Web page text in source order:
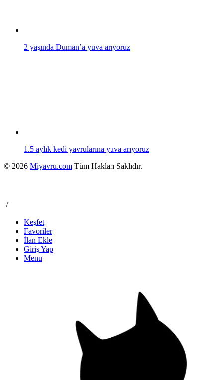
2 yaşında Duman’a yuva arıyoruz
1.5 aylık kedi yavrularına yuva arıyoruz
© 2026 Miyavru.com Tüm Hakları Saklıdır.
/
Keşfet
Favoriler
İlan Ekle
Giriş Yap
Menu